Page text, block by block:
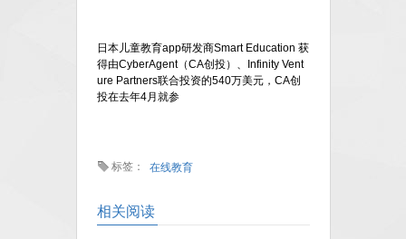
日本儿童教育app研发商Smart Education 获
得由CyberAgent（CA创投）、Infinity Vent
ure Partners联合投资的540万美元，CA创
投在去年4月就参
标签： 在线教育
相关阅读